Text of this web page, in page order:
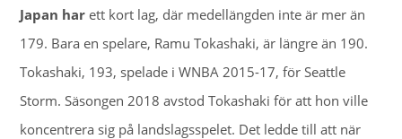
Japan har ett kort lag, där medellängden inte är mer än
179. Bara en spelare, Ramu Tokashaki, är längre än 190.
Tokashaki, 193, spelade i WNBA 2015-17, för Seattle
Storm. Säsongen 2018 avstod Tokashaki för att hon ville
koncentrera sig på landslagsspelet. Det ledde till att när